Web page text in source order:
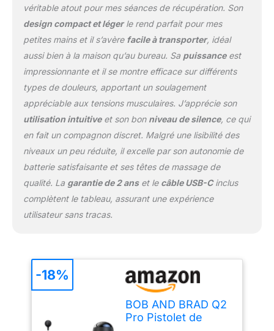
masseur intègre une
ergonomie
professionnelle. Son
amplitude de 7mm
couplée à 3000 RPM
cible précisément les
épaules et les mollets,
agressive sur les zones
osseuses. C'est l'allié
technique idéal pour
relâcher les muscles
tensions dorsales. Petit
mais Puissant (Force
15kg) : Bien qu'ultra-
d'atteindre les tissus
profonds, surpassant
largement les capacités
des mini modèles
véritable atout pour mes séances de récupération. Son
design compact et légerle rend parfait pour mes
petites mains et il s’avère facile à transporter, idéal
aussi bien à la maison qu’au bureau. Sa puissanceest
impressionnante et il se montre efficace sur différents
types de douleurs, apportant un soulagement
appréciable aux tensions musculaires. J’apprécie son
utilisation intuitiveet son bon niveau de silence, ce qui
en fait un compagnon discret. Malgré une lisibilité des
niveaux un peu réduite, il excelle par son autonomie de
batterie satisfaisante et ses têtes de massage de
qualité. La garantie de 2 anset le câble USB-Cinclus
complètent le tableau, assurant une expérience
utilisateur sans tracas.
BOB AND BRAD Q2
Pro Pistolet de
-18%